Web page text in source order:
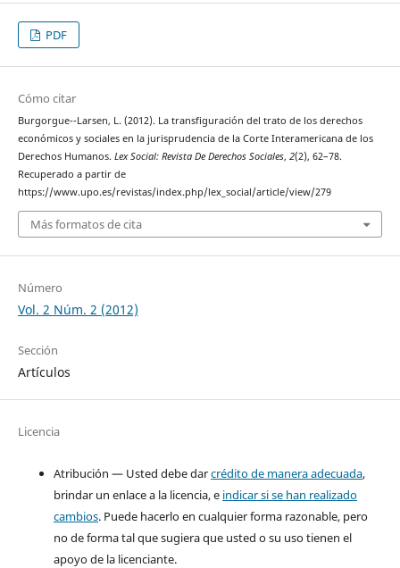
PDF
Cómo citar
Burgorgue--Larsen, L. (2012). La transfiguración del trato de los derechos
económicos y sociales en la jurisprudencia de la Corte Interamericana de los
Derechos Humanos. Lex Social: Revista De Derechos Sociales, 2(2), 62–78.
Recuperado a partir de
https://www.upo.es/revistas/index.php/lex_social/article/view/279
Más formatos de cita
Número
Vol. 2 Núm. 2 (2012)
Sección
Artículos
Licencia
Atribución — Usted debe darcrédito de manera adecuada,
brindar un enlace a la licencia, e indicar si se han realizado
cambios. Puede hacerlo en cualquier forma razonable, pero
no de forma tal que sugiera que usted o su uso tienen el
apoyo de la licenciante.